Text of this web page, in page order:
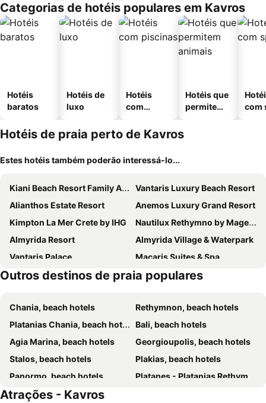
Categorias de hotéis populares em Kavros
Hotéis
baratos
Hotéis de
luxo
Hotéis
com
Hotéis que
permitem
com
Hotéis de praia perto de Kavros
Estes hotéis também poderão interessá-lo...
Kiani Beach Resort Family All-Inclusive
Vantaris Luxury Beach Resort
Alianthos Estate Resort
Anemos Luxury Grand Resort
Kimpton La Mer Crete by IHG
Nautilux Rethymno by Mage Hotels
Almyrida Resort
Almyrida Village & Waterpark
Vantaris Palace
Macaris Suites & Spa
Orpheas Resort Hotel (Adults Only)
Petradi Beach Lounge Hotel
Atlantis Beach Hotel
Pearl Beach
Odyssia Beach Hotel
Eliros Mare Beachfront Poem Hotel
Delfina Boutique Hotel
Minos Hotel
May Beach Hotel
Ermioni Hotel
Batis Aero Beachfront Wellbeing Hotel
Alianthos Beach Hotel
Pilot Amphora Boutique Hotel - Adults Only
Outros destinos de praia populares
Chania, beach hotels
Rethymnon, beach hotels
Platanias Chania, beach hotels
Bali, beach hotels
Agia Marina, beach hotels
Georgioupolis, beach hotels
Stalos, beach hotels
Plakias, beach hotels
Panormo, beach hotels
Platanes - Platanias Rethymnon, beach hotels
Kalives, beach hotels
Atrações - Kavros